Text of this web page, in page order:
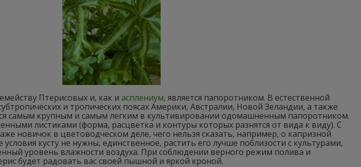
Птерисовых и, как и асплениум, является папоротником. В естественной
и тропических поясах Америки, Австралии, Новой Зеландии, а также
самым крупным и самым легким в культивировании одомашненным папоротником.
листиками (форма, расцветка и контуры которых разнятся от вида к виду). С
новичок в цветоводческом деле, чего нельзя сказать, например, о капризной
условия кусту не нужны, единственное, растить его лучше поблизости с культурами,
уровень влажности воздуха. При соблюдении верного режим полива и
будет радовать вас своей пышной и яркой кроной.